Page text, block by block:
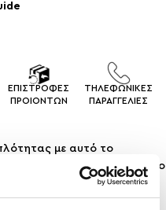
ΕΠΙΣΤΡΟΦΕΣ
ΠΡΟΙΟΝΤΩΝ
ΤΗΛΕΦΩΝΙΚΕΣ
ΠΑΡΑΓΓΕΛΙΕΣ
με αυτό το
ατσάλι, διακοσμημένο
που θυμίζει φυσικό
με την ελαφρώς